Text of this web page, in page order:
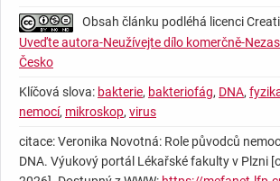
Obsah článku podléhá licenci
Uveďte autora-Neužívejte dílo komerčně-
Česko
Klíčová slova: bakterie, bakteriofág, DNA,
nemocí, mikroskop, virus
citace: Veronika Novotná: Role původců
DNA. Výukový portál Lékařské fakulty v Plzni